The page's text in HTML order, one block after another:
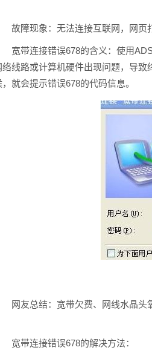
障现象：无法连接互联网，网页
带连接错误678的含义：使用
络线路或计算机硬件出现问题，导
就会提示错误678的代码信息。
友总结：宽带欠费、网线水晶头
带连接错误678的解决方法：